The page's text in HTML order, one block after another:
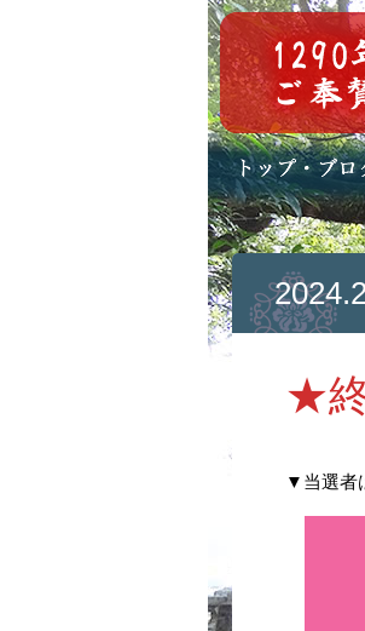
トップページ
ブログ(日々八百
お知らせ一覧
★
▼当選者